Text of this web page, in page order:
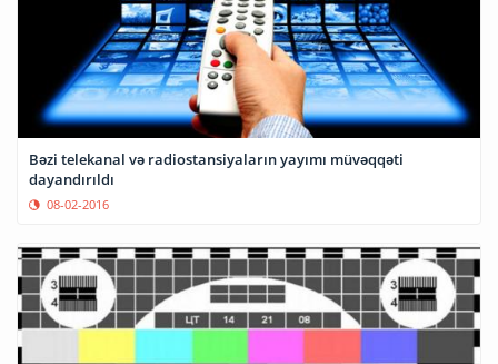
Bəzi telekanal və radiostansiyaların yayımı müvəqqəti
dayandırıldı
08-02-2016